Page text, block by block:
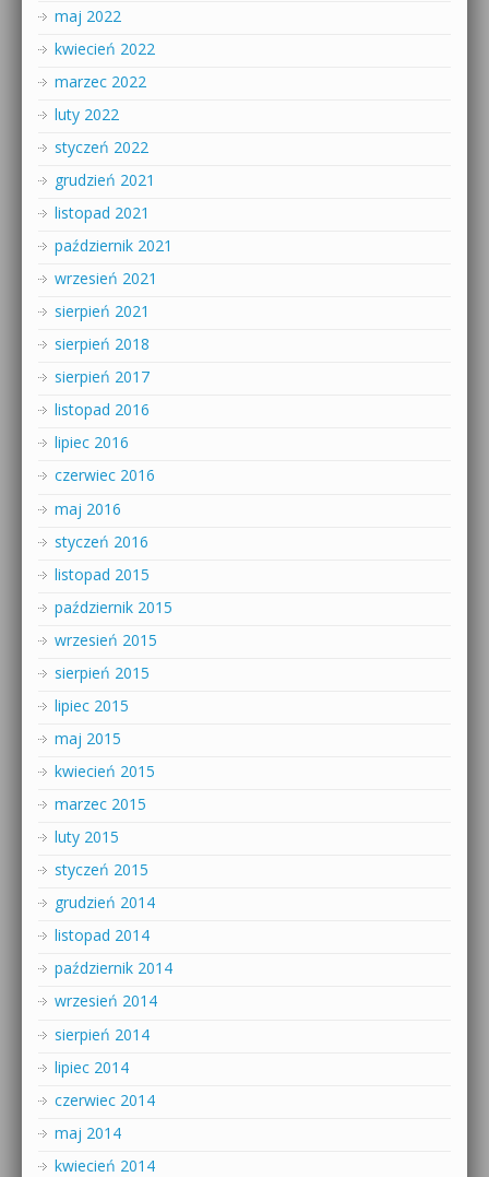
maj 2022
kwiecień 2022
marzec 2022
luty 2022
styczeń 2022
grudzień 2021
listopad 2021
październik 2021
wrzesień 2021
sierpień 2021
sierpień 2018
sierpień 2017
listopad 2016
lipiec 2016
czerwiec 2016
maj 2016
styczeń 2016
listopad 2015
październik 2015
wrzesień 2015
sierpień 2015
lipiec 2015
maj 2015
kwiecień 2015
marzec 2015
luty 2015
styczeń 2015
grudzień 2014
listopad 2014
październik 2014
wrzesień 2014
sierpień 2014
lipiec 2014
czerwiec 2014
maj 2014
kwiecień 2014